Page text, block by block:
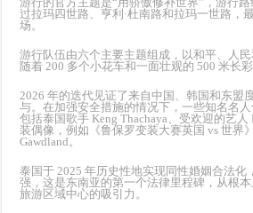
过拉玛四世路、亨利·杜南路和拉玛一世路，
场。
游行队伍由六个主要主题组成，以和平、人
随着 200 多个小花车和一面壮观的 500 米长彩
2026 年的迭代见证了来自中国、韩国和东盟
与。在加强安全措施的情况下，一些知名名
包括泰国歌手 Keng Thachaya、受欢迎的艺
装偶像，例如《鲁保罗变装大赛英国 vs 世界
Gawdland。
泰国于 2025 年历史性地实现同性婚姻合法化
强，这是东南亚的第一个法律里程碑，从根
旅游区域中心的吸引力。